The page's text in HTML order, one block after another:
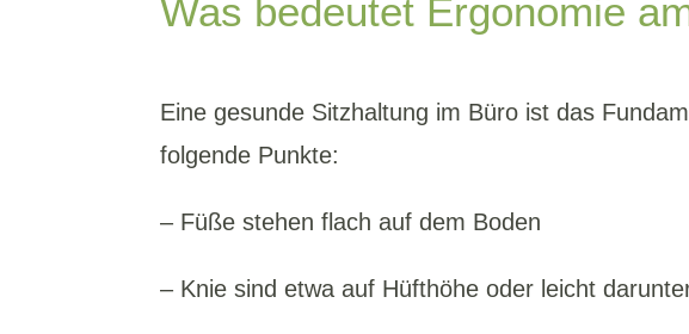
Was bedeutet Ergonomie
Eine gesunde Sitzhaltung im Büro ist das
folgende Punkte:
– Füße stehen flach auf dem Boden
– Knie sind etwa auf Hüfthöhe oder leicht